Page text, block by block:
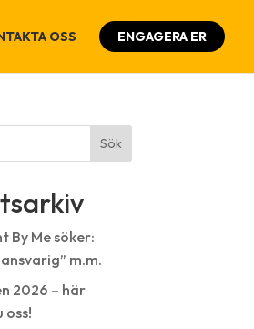
OSS ENGAGERA ER
Sök
By Me söker:
m.m.
2026 – här